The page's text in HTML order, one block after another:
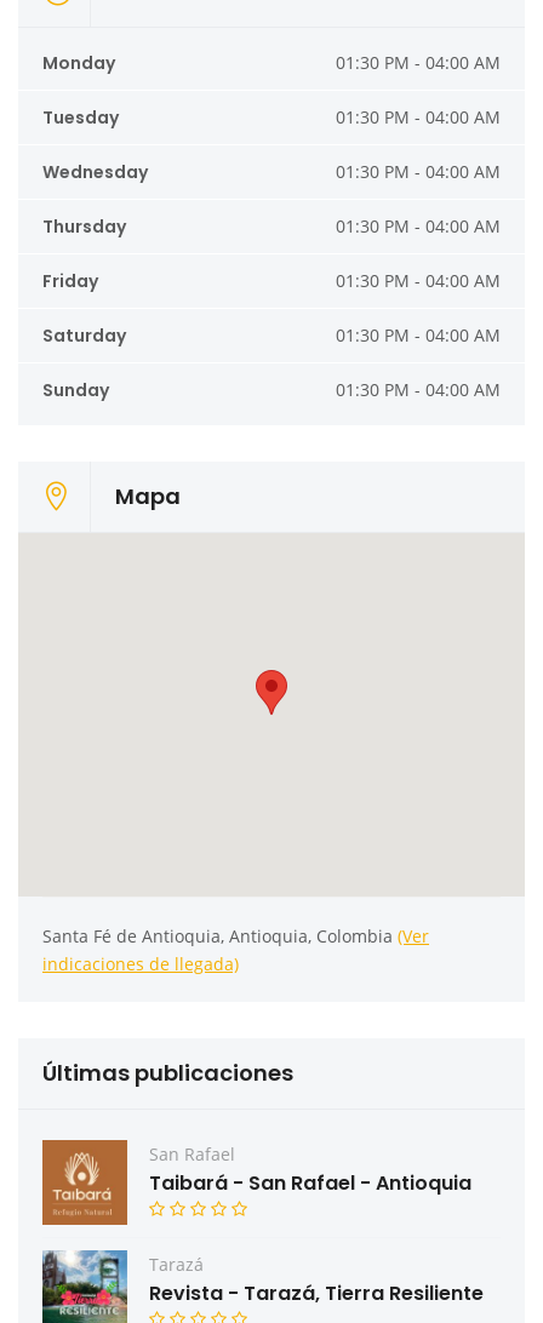
Monday 01:30 PM - 04:00 AM
Tuesday 01:30 PM - 04:00 AM
Wednesday 01:30 PM - 04:00 AM
Thursday 01:30 PM - 04:00 AM
Friday 01:30 PM - 04:00 AM
Saturday 01:30 PM - 04:00 AM
Sunday 01:30 PM - 04:00 AM
Mapa
Santa Fé de Antioquia, Antioquia, Colombia (Ver
indicaciones de llegada)
Últimas publicaciones
San Rafael
Taibará - San Rafael - Antioquia
Tarazá
Revista - Tarazá, Tierra Resiliente